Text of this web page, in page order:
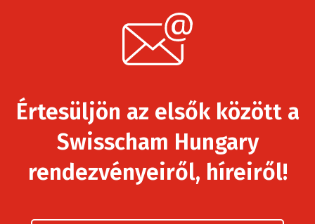
Értesüljön az elsők között a
Swisscham Hungary
rendezvényeiről, híreiről!